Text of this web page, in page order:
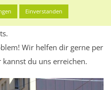
im unteren Teil dieser Seite
Wir helfen dir gerne per
kannst du uns erreichen.
Einverstanden